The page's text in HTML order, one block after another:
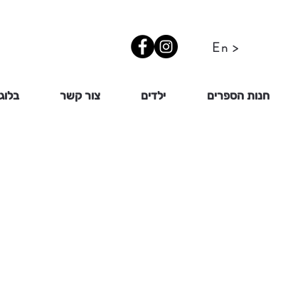
En >
חנות הספרים ילדים צור קשר